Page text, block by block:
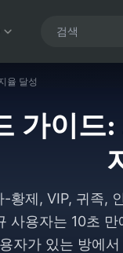
율 달성
가이드
-황제, VIP, 귀족,
사용자는 10초
자가 있는 방에